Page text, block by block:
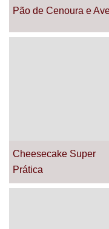
Pão de Cenoura e
Cheesecake Super
Prática